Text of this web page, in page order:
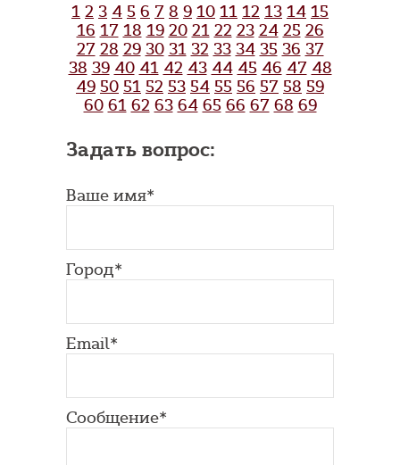
1 2 3 4 5 6 7 8 9 10 11 12 13 14 15
16 17 18 19 20 21 22 23 24 25 26
27 28 29 30 31 32 33 34 35 36 37
38 39 40 41 42 43 44 45 46 47 48
49 50 51 52 53 54 55 56 57 58 59
60 61 62 63 64 65 66 67 68 69
Задать вопрос:
Ваше имя*
Город*
Email*
Сообщение*